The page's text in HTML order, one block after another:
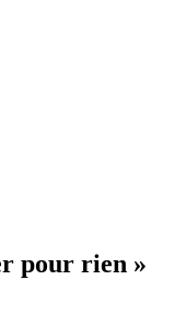
pour rien »